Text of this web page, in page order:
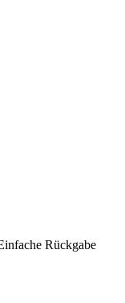
Rückgabe